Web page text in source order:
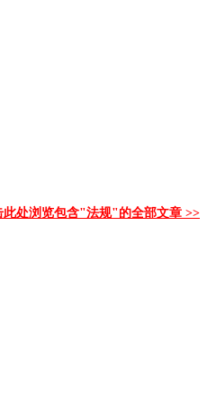
此处浏览包含"法规"的全部文章 >>